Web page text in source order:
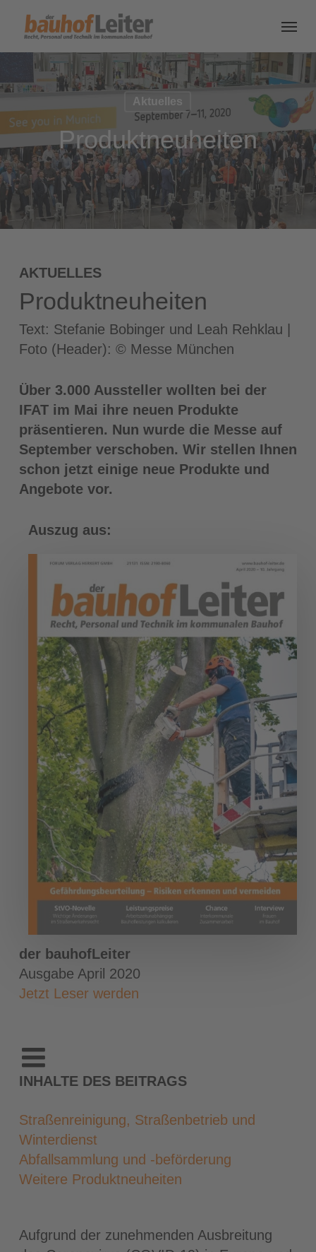
Aktuelles
Produktneuheiten
AKTUELLES
Produktneuheiten
Text: Stefanie Bobinger und Leah Rehklau |
Foto (Header): © Messe München
Über 3.000 Aussteller wollten bei der
IFAT im Mai ihre neuen Produkte
präsentieren. Nun wurde die Messe auf
September verschoben. Wir stellen Ihnen
schon jetzt einige neue Produkte und
Angebote vor.
Auszug aus:
der bauhofLeiter
Ausgabe April 2020
Jetzt Leser werden
INHALTE DES BEITRAGS
Straßenreinigung, Straßenbetrieb und
Winterdienst
Abfallsammlung und -beförderung
Weitere Produktneuheiten
Aufgrund der zunehmenden Ausbreitung